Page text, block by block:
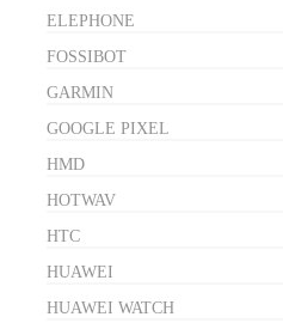
ELEPHONE
FOSSIBOT
GARMIN
GOOGLE PIXEL
HMD
HOTWAV
HTC
HUAWEI
HUAWEI WATCH